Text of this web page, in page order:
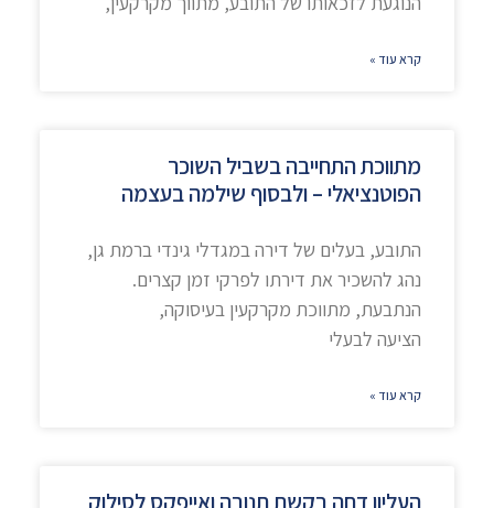
קרא עוד »
מתווכת התחייבה בשביל השוכר
הפוטנציאלי – ולבסוף שילמה בעצמה
התובע, בעלים של דירה במגדלי גינדי ברמת גן,
נהג להשכיר את דירתו לפרקי זמן קצרים.
הנתבעת, מתווכת מקרקעין בעיסוקה,
הציעה לבעלי
קרא עוד »